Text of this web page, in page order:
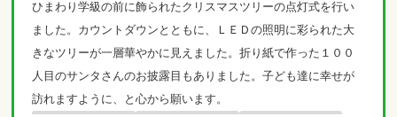
ひまわり学級の前に飾られたクリスマスツリーの点灯式を行い
ました。カウントダウンとともに、ＬＥＤの照明に彩られた大
きなツリーが一層華やかに見えました。折り紙で作った１００
人目のサンタさんのお披露目もありました。子ども達に幸せが
訪れますように、と心から願います。